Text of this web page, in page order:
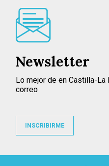
Newsletter
Lo mejor de en Castilla-La
correo
INSCRIBIRME